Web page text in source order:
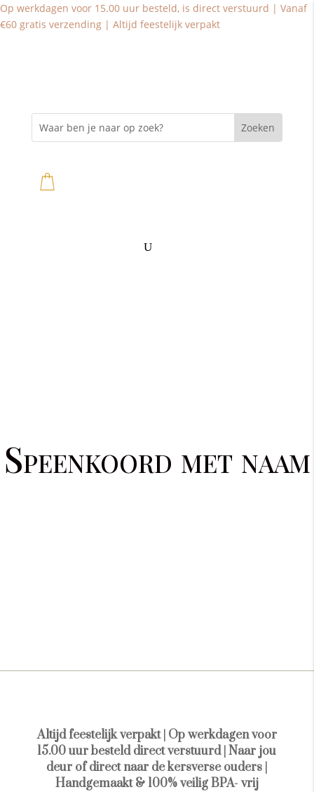
Op werkdagen voor 15.00 uur besteld, is direct verstuurd | Vanaf
€60 gratis verzending | Altijd feestelijk verpakt
Speenkoord met naam
Altijd feestelijk verpakt | Op werkdagen voor
15.00 uur besteld direct verstuurd | Naar jou
deur of direct naar de kersverse ouders |
Handgemaakt & 100% veilig BPA- vrij